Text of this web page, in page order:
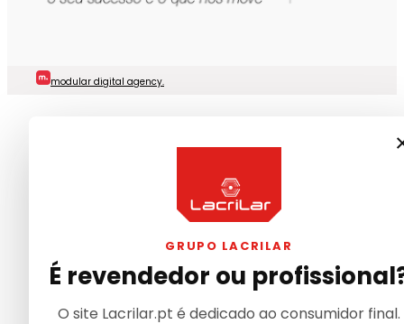
modular digital agency.
GRUPO LACRILAR
É revendedor ou
O site Lacrilar.pt é dedicado ao consumidor final.